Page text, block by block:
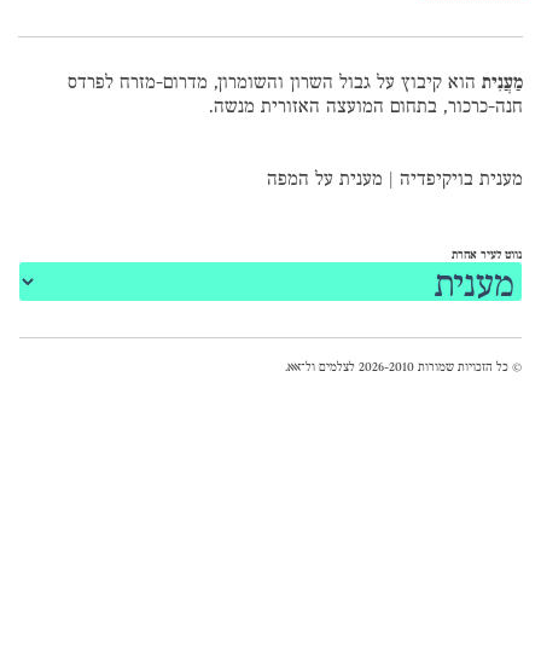
מַעֲנִית הוא קיבוץ על גבול השרון והשומרון, מדרום-מזרח לפרדס
חנה-כרכור, בתחום המועצה האזורית מנשה.
מענית בויקיפדיה מענית על המפה
נווט לעיר אחרת
© כל הזכויות שמורות 2026-2010 לצלמים ול־ אאא.